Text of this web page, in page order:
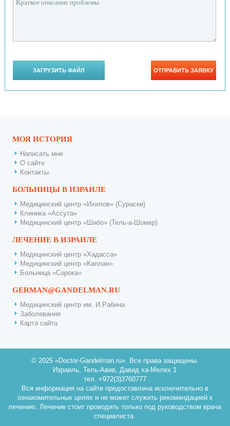
МОЯ ИСТОРИЯ
Написать мне
О сайте
Контакты
БОЛЬНИЦЫ В ИЗРАИЛЕ
Медицинский центр «Ихилов» (Сураски)
Клиника «Ассута»
Медицинский центр «Шибо» (Тель-а-Шомер)
ЛЕЧЕНИЕ В ИЗРАИЛЕ
Медицинский центр «Хадасса»
Медицинский центр «Каплан»
Больница «Сорока»
GERMAN@GANDELMAN.RU
Медицинский центр им. И.Рабина
Заболевания
Карта сайта
© 2025 «Doctor-Gandelman.ru». Все права защищены.
Израиль, Тель-Авив, Давид ха-Мелех 1
тел. +972(3)3760777
Вся информация на сайте предоставлена исключительно в
ознакомительных целях и не может служить рекомендацией к
лечению. Лечение стоит проводить только под руководством врача
специалиста.